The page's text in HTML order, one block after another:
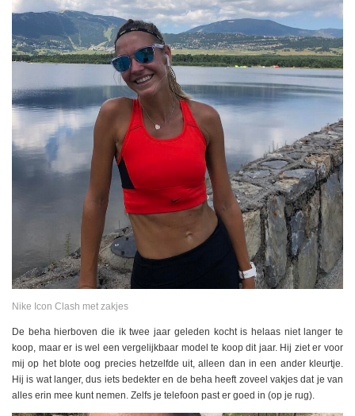
Nike Icon Clash met zakjes
De beha hierboven die ik twee jaar geleden kocht is helaas niet langer te
koop, maar er is wel een vergelijkbaar model te koop dit jaar. Hij ziet er voor
mij op het blote oog precies hetzelfde uit, alleen dan in een ander kleurtje.
Hij is wat langer, dus iets bedekter en de beha heeft zoveel vakjes dat je van
alles erin mee kunt nemen. Zelfs je telefoon past er goed in (op je rug).